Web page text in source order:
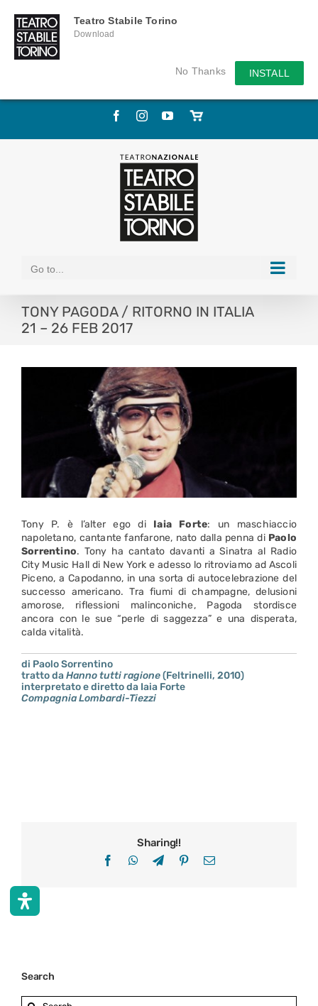
Teatro Stabile Torino
Download
No Thanks INSTALL
Skip
FacebookInstagramYouTube
Store
Go to...
TONY PAGODA / RITORNO IN ITALIA
21 – 26 FEB 2017
Tony P. è l’alter ego di Iaia Forte: un maschiaccio
napoletano, cantante fanfarone, nato dalla penna di Paolo
Sorrentino. Tony ha cantato davanti a Sinatra al Radio
City Music Hall di New York e adesso lo ritroviamo ad Ascoli
Piceno, a Capodanno, in una sorta di autocelebrazione del
successo americano. Tra fiumi di champagne, delusioni
amorose, riflessioni malinconiche, Pagoda stordisce
ancora con le sue “perle di saggezza” e una disperata,
calda vitalità.
di Paolo Sorrentino
tratto da Hanno tutti ragione(Feltrinelli, 2010)
interpretato e diretto da Iaia Forte
Compagnia Lombardi-Tiezzi
Sharing!!
FacebookWhatsApp
TelegramPinterestEmail
Search
Search